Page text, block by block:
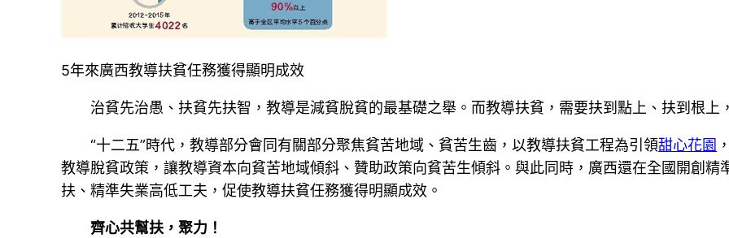
5年來廣西教導扶貧任務獲得顯明成效
治貧先治愚、扶貧先扶智，教導是減貧脫貧的最基礎之舉。而教導扶貧，需要扶到點上、扶到根上
“十二五”時代，教導部分會同有關部分聚焦貧苦地域、貧苦生齒，以教導扶貧工程為引領甜心花園
教導脫貧政策，讓教導資本向貧苦地域傾斜、贊助政策向貧苦生傾斜。與此同時，廣西還在全國開創
扶、精準失業高低工夫，促使教導扶貧任務獲得明顯成效。
齊心共幫扶，聚力！